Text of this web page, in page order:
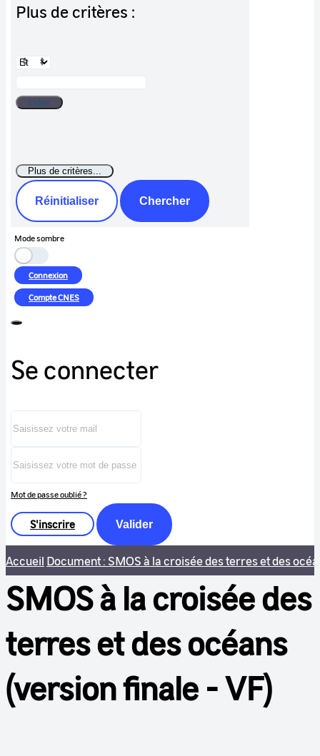
Plus de critères :
Réinitialiser Chercher
Mode sombre
Connexion
CompteCNES
Se connecter
Mot de passe oublié ?
S'inscrire Valider
Accueil Document : SMOS à la croisée des terres et des
SMOS à la croisée des
terres et des océans
(version finale - VF)